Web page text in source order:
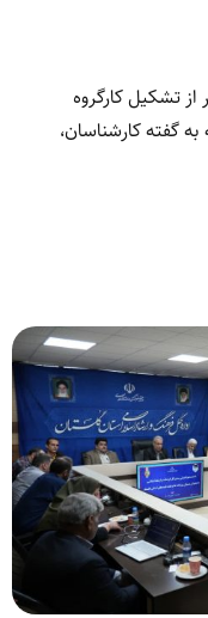
تشکیل کارگروه
گفته کارشناسان،